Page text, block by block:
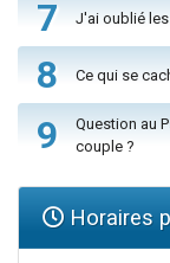
7 J'ai oublié
8 Ce qui se
9
Question au
couple ?
Horaires